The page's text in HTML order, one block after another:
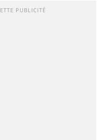
PUBLICITÉ